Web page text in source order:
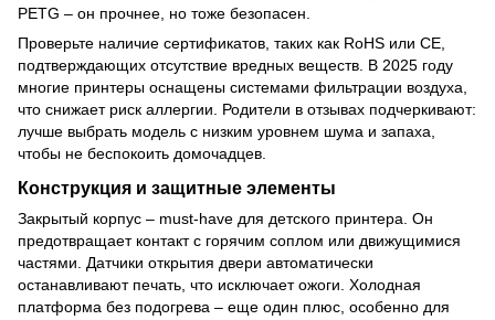
PETG – он прочнее, но тоже безопасен.
Проверьте наличие сертификатов, таких как RoHS или CE,
подтверждающих отсутствие вредных веществ. В 2025 году
многие принтеры оснащены системами фильтрации воздуха,
что снижает риск аллергии. Родители в отзывах подчеркивают:
лучше выбрать модель с низким уровнем шума и запаха,
чтобы не беспокоить домочадцев.
Конструкция и защитные элементы
Закрытый корпус – must-have для детского принтера. Он
предотвращает контакт с горячим соплом или движущимися
частями. Датчики открытия двери автоматически
останавливают печать, что исключает ожоги. Холодная
платформа без подогрева – еще один плюс, особенно для